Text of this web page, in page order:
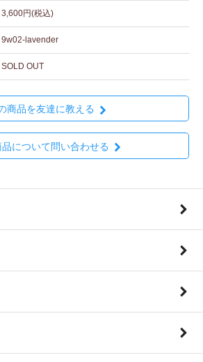
3,600円(税込)
9w02-lavender
SOLD OUT
商品を友達に教える
品について問い合わせる